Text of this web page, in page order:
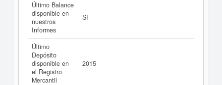
Último Balance
disponible en
nuestros
Informes
SI
Último
Depósito
disponible en
el Registro
Mercantil
2015